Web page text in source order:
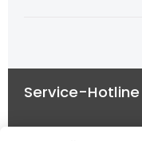
Service-Hotline